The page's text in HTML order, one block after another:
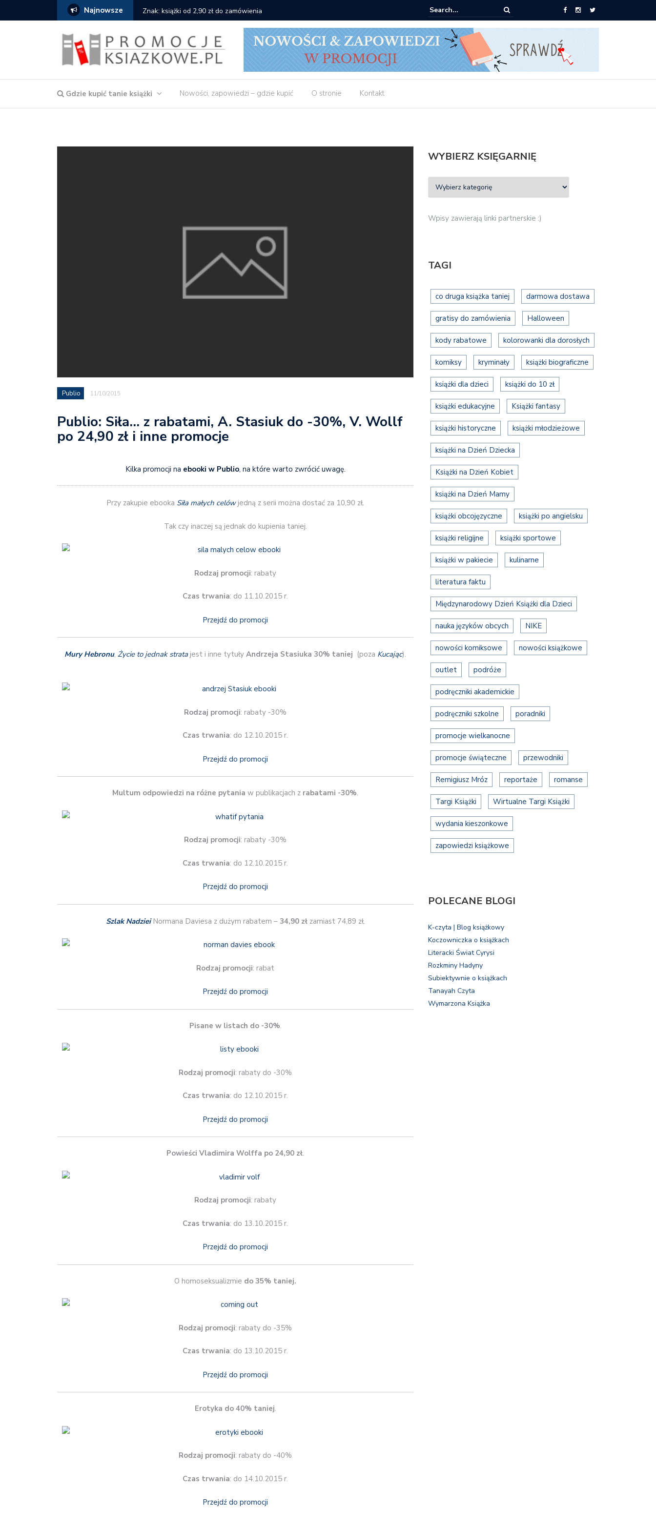
Najnowsze Znak: książki od 2,90 zł do zamówienia Matras: 10 książek za 69 zł
Gdzie kupić tanie książki Nowości, zapowiedzi – gdzie kupić O stronie Kontakt
Publio 11/10/2015
Publio: Siła… z rabatami, A. Stasiuk do -30%, V. Wollf
po 24,90 zł i inne promocje
Kilka promocji na ebooki w Publio, na które warto zwrócić uwagę.
Przy zakupie ebooka Siła małych celówjedną z serii można dostać za 10,90 zł.
Tak czy inaczej są jednak do kupienia taniej.
Rodzaj promocji: rabaty
Czas trwania: do 11.10.2015 r.
Przejdź do promocji
Mury Hebronu, Życie to jednak stratajest i inne tytuły Andrzeja Stasiuka 30% taniej (poza Kucając).
Rodzaj promocji: rabaty -30%
Czas trwania: do 12.10.2015 r.
Przejdź do promocji
Multum odpowiedzi na różne pytania w publikacjach z rabatami -30%.
Rodzaj promocji: rabaty -30%
Czas trwania: do 12.10.2015 r.
Przejdź do promocji
Szlak NadzieiNormana Daviesa z dużym rabatem –34,90 złzamiast 74,89 zł.
Rodzaj promocji: rabat
Przejdź do promocji
Pisane w listach do -30%.
Rodzaj promocji: rabaty do -30%
Czas trwania: do 12.10.2015 r.
Przejdź do promocji
Powieści Vladimira Wolffa po 24,90 zł.
Rodzaj promocji: rabaty
Czas trwania: do 13.10.2015 r.
Przejdź do promocji
O homoseksualizmie do 35% taniej.
Rodzaj promocji: rabaty do -35%
Czas trwania: do 13.10.2015 r.
Przejdź do promocji
Erotyka do 40% taniej.
Rodzaj promocji: rabaty do -40%
Czas trwania: do 14.10.2015 r.
Przejdź do promocji
WYBIERZ KSIĘGARNIĘ
Wpisy zawierają linki partnerskie :)
TAGI
co druga książka taniej darmowa dostawa
gratisy do zamówienia Halloween
kody rabatowe kolorowanki dla dorosłych
komiksy kryminały książki biograficzne
książki dla dzieci książki do 10 zł
książki edukacyjne Książki fantasy
książki historyczne książki młodzieżowe
książki na Dzień Dziecka
Książki na Dzień Kobiet
książki na Dzień Mamy
książki obcojęzyczne książki po angielsku
książki religijne książki sportowe
książki w pakiecie kulinarne
literatura faktu
Międzynarodowy Dzień Książki dla Dzieci
nauka języków obcych NIKE
nowości komiksowe nowości książkowe
outlet podróże
podręczniki akademickie
podręczniki szkolne poradniki
promocje wielkanocne
promocje świąteczne przewodniki
Remigiusz Mróz reportaże romanse
Targi Książki Wirtualne Targi Książki
wydania kieszonkowe
zapowiedzi książkowe
POLECANE BLOGI
K-czyta | Blog książkowy
Koczowniczka o książkach
Literacki Świat Cyrysi
Rozkminy Hadyny
Subiektywnie o książkach
Tanayah Czyta
Wymarzona Książka